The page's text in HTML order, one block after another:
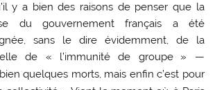
y a bien des raisons de penser que la
du gouvernement français a été
sans le dire évidemment, de la
de «
l’immunité de groupe
» —
quelques morts, mais enfin c’est pour